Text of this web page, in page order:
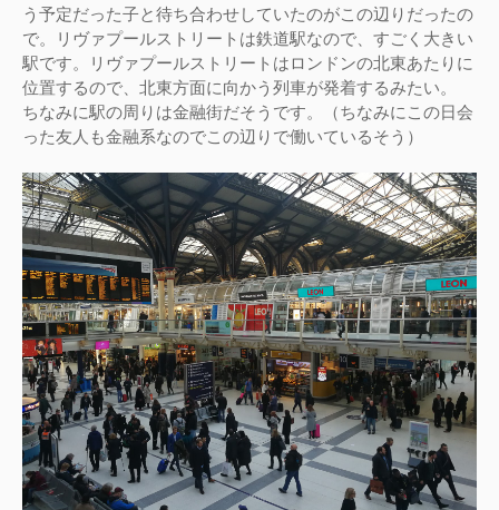
う予定だった子と待ち合わせしていたのがこの辺りだったの
で。リヴァプールストリートは鉄道駅なので、すごく大きい
駅です。リヴァプールストリートはロンドンの北東あたりに
位置するので、北東方面に向かう列車が発着するみたい。
ちなみに駅の周りは金融街だそうです。（ちなみにこの日会
った友人も金融系なのでこの辺りで働いているそう）